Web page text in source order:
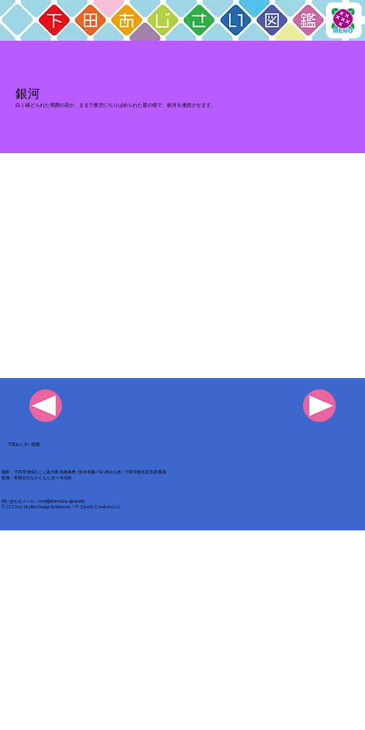
銀河
白く縁どられた周囲の花が、まるで夜空にちりばめられた星の様で、銀河を連想させます。
下田あじさい図鑑
撮影：下田市地域おこし協力隊 高橋真希 / 鈴木和隆 / SkyBox 山本 / 下田市観光交流課 職員
​監修：有限会社なかえもん 佐々木佳総
​問い合わせメール： mail@shimoda-ajisai.info
© 2025 bySkyBox Design & Network / 17. Zeonic Creators LLC